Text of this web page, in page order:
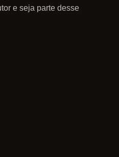
e seja parte desse